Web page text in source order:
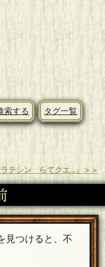
索する タグ一覧
ラテシン らてクエ...」＞＞
見つけると、不